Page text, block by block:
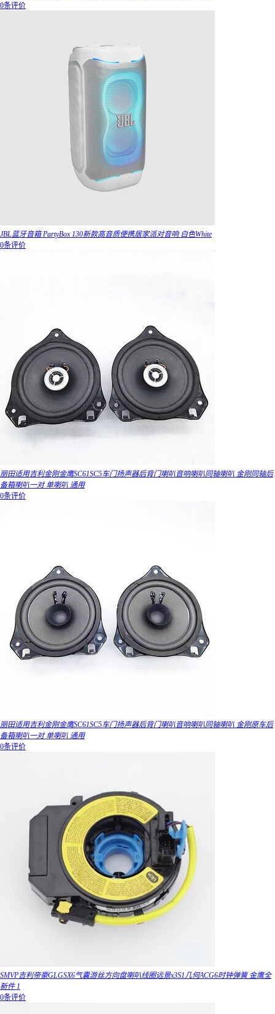
0条评价
JBL蓝牙音箱 PartyBox 130新款高音质便携居家派对音响 白色White
0条评价
丽田适用吉利金刚金鹰SC61SC5车门扬声器后背门喇叭音响喇叭同轴喇叭 金刚同轴后
备箱喇叭一对 单喇叭 通用
0条评价
丽田适用吉利金刚金鹰SC61SC5车门扬声器后背门喇叭音响喇叭同轴喇叭 金刚原车后
备箱喇叭一对 单喇叭 通用
0条评价
SMVP吉利帝豪GLGSX6气囊游丝方向盘喇叭线圈远景x3S1几何ACG6时钟弹簧 金鹰全
新件 1
0条评价